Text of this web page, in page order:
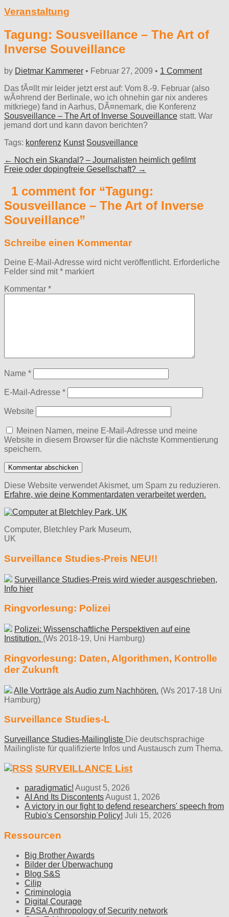
Veranstaltung
Tagung: Sousveillance – The Art of
Inverse Souveillance
by Dietmar Kammerer • Februar 27, 2009 • 1 Comment
Das fÃ¤llt mir leider jetzt erst auf: Vom 8.-9. Februar (also
wÃ¤hrend der Berlinale, wo ich ohnehin gar nix anderes
mitkriege) fand in Aarhus, DÃ¤nemark, die Konferenz
Sousveillance – The Art of Inverse Souveillance statt. War
jemand dort und kann davon berichten?
Tags: konferenz Kunst Sousveillance
Post
navigation
← Noch ein Skandal? – Journalisten heimlich gefilmt
Freie oder dopingfreie Gesellschaft? →
1 comment for “Tagung:
Sousveillance – The Art of Inverse
Souveillance”
Schreibe einen Kommentar
Deine E-Mail-Adresse wird nicht veröffentlicht. Erforderliche
Felder sind mit* markiert
Kommentar *
Name *
E-Mail-Adresse *
Website
Meinen Namen, meine E-Mail-Adresse und meine
Website in diesem Browser für die nächste Kommentierung
speichern.
Diese Website verwendet Akismet, um Spam zu reduzieren.
Erfahre, wie deine Kommentardaten verarbeitet werden.
Computer, Bletchley Park Museum,
UK
Surveillance Studies-Preis NEU!!
Surveillance Studies-Preis wird wieder ausgeschrieben,
Info hier
Ringvorlesung: Polizei
Polizei: Wissenschaftliche Perspektiven auf eine
Institution. (Ws 2018-19, Uni Hamburg)
Ringvorlesung: Daten, Algorithmen, Kontrolle
der Zukunft
Alle Vorträge als Audio zum Nachhören. (Ws 2017-18 Uni
Hamburg)
Surveillance Studies-L
Surveillance Studies-Mailingliste Die deutschsprachige
Mailingliste für qualifizierte Infos und Austausch zum Thema.
SURVEILLANCE List
paradigmatic! August 5, 2026
AI And Its DiscontentsAugust 1, 2026
A victory in our fight to defend researchers' speech from
Rubio's Censorship Policy! Juli 15, 2026
Ressourcen
Big Brother Awards
Bilder der Überwachung
Blog S&S
Cilip
Criminologia
Digital Courage
EASA Anthropology of Security network